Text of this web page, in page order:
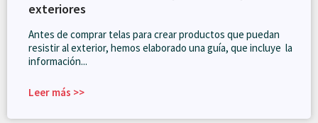
exteriores
Antes de comprar telas para crear productos que puedan
resistir al exterior, hemos elaborado una guía, que incluye la
información...
Leer más >>